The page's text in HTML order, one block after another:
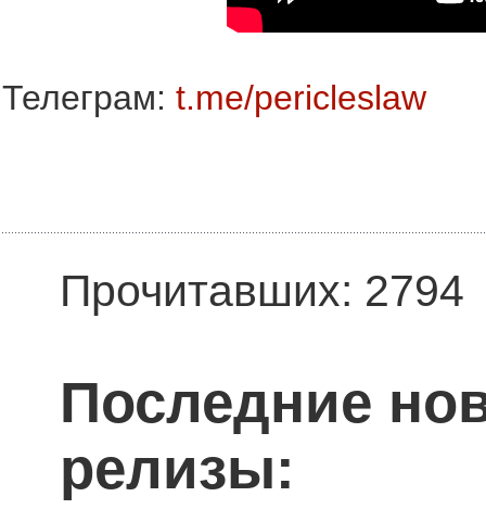
Телеграм: t.me/pericleslaw
Прочитавших: 2794
Последние
релизы: